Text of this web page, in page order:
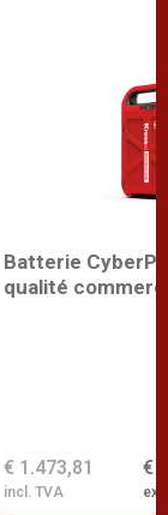
Batterie
qualité
€
€ 1.473,81
incl. TVA